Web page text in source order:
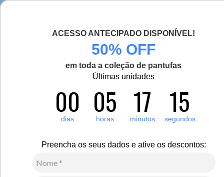
ACESSO ANTECIPADO DISPONÍVEL!
50% OFF
em toda a coleção de pantufas
Últimas unidades
00
dias 05
horas 17
minutos 15
segundos
Preencha os seus dados e ative os descontos:
Avaliações
para neve
,00